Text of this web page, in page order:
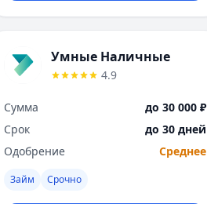
Умные Наличные
4.9
Сумма
до 30 000 ₽
Срок
до 30 дней
Одобрение
Среднее
Займ Срочно